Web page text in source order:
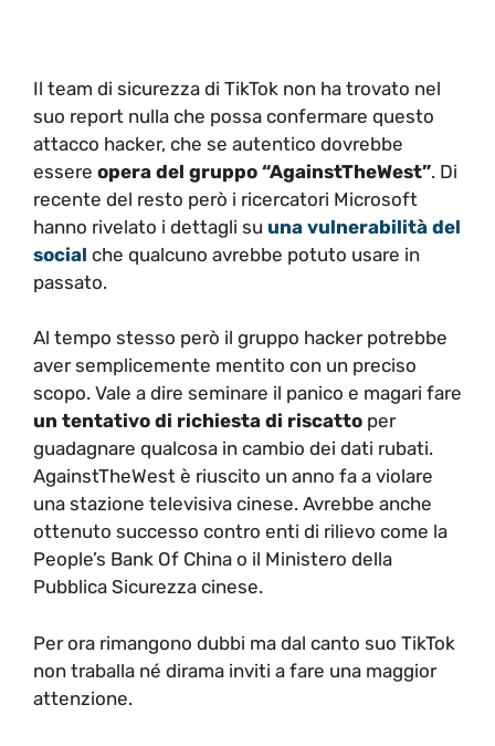
Il team di sicurezza di TikTok non ha trovato nel
suo report nulla che possa confermare questo
attacco hacker, che se autentico dovrebbe
essere opera del gruppo “AgainstTheWest”. Di
recente del resto però i ricercatori Microsoft
hanno rivelato i dettagli su una vulnerabilità del
social che qualcuno avrebbe potuto usare in
passato.
Al tempo stesso però il gruppo hacker potrebbe
aver semplicemente mentito con un preciso
scopo. Vale a dire seminare il panico e magari fare
un tentativo di richiesta di riscatto per
guadagnare qualcosa in cambio dei dati rubati.
AgainstTheWest è riuscito un anno fa a violare
una stazione televisiva cinese. Avrebbe anche
ottenuto successo contro enti di rilievo come la
People’s Bank Of China o il Ministero della
Pubblica Sicurezza cinese.
Per ora rimangono dubbi ma dal canto suo TikTok
non traballa né dirama inviti a fare una maggior
attenzione.